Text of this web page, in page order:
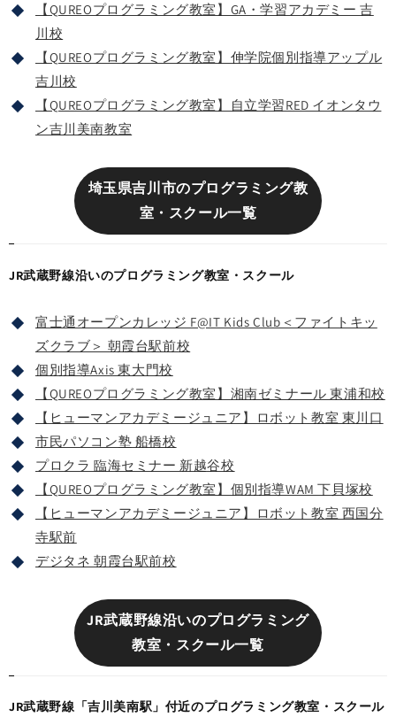
【QUREOプログラミング教室】GA・学習アカデミー 吉
川校
【QUREOプログラミング教室】伸学院個別指導アップル
吉川校
【QUREOプログラミング教室】自立学習RED イオンタウ
ン吉川美南教室
埼玉県吉川市のプログラミング教
室・スクール一覧
JR武蔵野線沿いのプログラミング教室・スクール
富士通オープンカレッジ F@IT Kids Club＜ファイトキッ
ズクラブ＞ 朝霞台駅前校
個別指導Axis 東大門校
【QUREOプログラミング教室】湘南ゼミナール 東浦和校
【ヒューマンアカデミージュニア】ロボット教室 東川口
市民パソコン塾 船橋校
プロクラ 臨海セミナー 新越谷校
【QUREOプログラミング教室】個別指導WAM 下貝塚校
【ヒューマンアカデミージュニア】ロボット教室 西国分
寺駅前
デジタネ 朝霞台駅前校
JR武蔵野線沿いのプログラミング
教室・スクール一覧
JR武蔵野線「吉川美南駅」付近のプログラミング教室・スクール